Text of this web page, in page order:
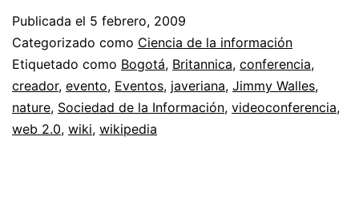
Wikipedia
en
videoconferencia
Publicada el 5 febrero, 2009
Categorizado como Ciencia de la información
Etiquetado como Bogotá, Britannica, conferencia,
creador, evento, Eventos, javeriana, Jimmy Walles,
nature, Sociedad de la Información, videoconferencia,
web 2.0, wiki, wikipedia